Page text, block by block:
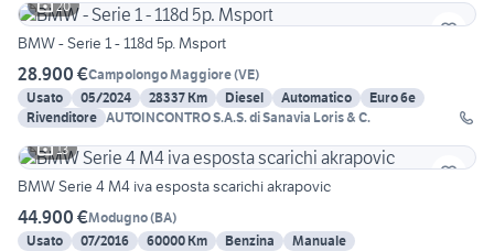
20
BMW - Serie 1 - 118d 5p. Msport
28.900 €Campolongo Maggiore(VE)
Usato
05/2024 28337 Km Diesel Automatico
Euro 6e
Rivenditore AUTOINCONTRO S.A.S. di Sanavia Loris & C.
13
BMW Serie 4 M4 iva esposta scarichi akrapovic
44.900 €Modugno(BA)
Usato
07/2016 60000 Km Benzina
Manuale